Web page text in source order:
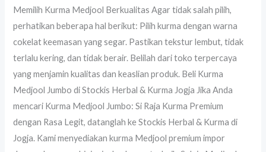
Memilih Kurma Medjool Berkualitas Agar tidak salah pilih,
perhatikan beberapa hal berikut: Pilih kurma dengan warna
cokelat keemasan yang segar. Pastikan tekstur lembut, tidak
terlalu kering, dan tidak berair. Belilah dari toko terpercaya
yang menjamin kualitas dan keaslian produk. Beli Kurma
Medjool Jumbo di Stockis Herbal & Kurma Jogja Jika Anda
mencari Kurma Medjool Jumbo: Si Raja Kurma Premium
dengan Rasa Legit, datanglah ke Stockis Herbal & Kurma di
Jogja. Kami menyediakan kurma Medjool premium impor